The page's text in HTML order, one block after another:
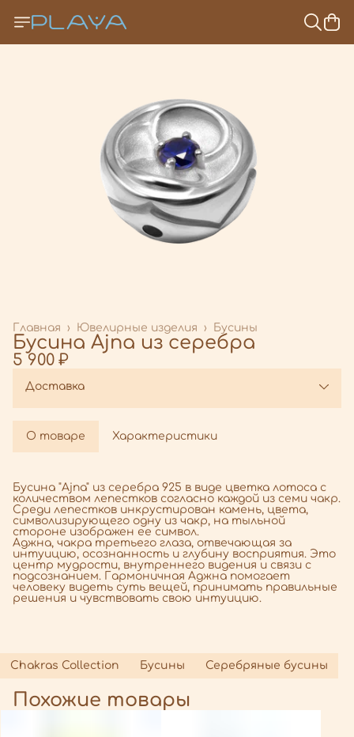
Бусины
Ювелирные изделия ›
Главная ›
Бусина Ajna из серебра
5 900 ₽
Доставка
О товаре Характеристики
Бусина "Ajna" из серебра 925 в виде цветка лотоса с
количеством лепестков согласно каждой из семи чакр.
Среди лепестков инкрустирован камень, цвета,
символизирующего одну из чакр, на тыльной
стороне изображен ее символ.
Аджна, чакра третьего глаза, отвечающая за
интуицию, осознанность и глубину восприятия. Это
центр мудрости, внутреннего видения и связи с
подсознанием. Гармоничная Аджна помогает
человеку видеть суть вещей, принимать правильные
решения и чувствовать свою интуицию.
Chakras Collection Бусины Серебряные бусины
Похожие товары